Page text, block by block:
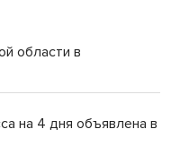
области в
на 4 дня объявлена в